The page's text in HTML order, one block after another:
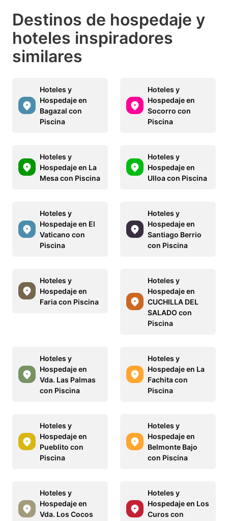
Destinos de hospedaje y
hoteles inspiradores
similares
Hoteles y
Hospedaje en
Bagazal con
Piscina
Hoteles y
Hospedaje en
Socorro con
Piscina
Hoteles y
Hospedaje en La
Mesa con Piscina
Hoteles y
Hospedaje en
Ulloa con Piscina
Hoteles y
Hospedaje en El
Vaticano con
Piscina
Hoteles y
Hospedaje en
Santiago Berrio
con Piscina
Hoteles y
Hospedaje en
Faria con Piscina
Hoteles y
Hospedaje en
CUCHILLA DEL
SALADO con
Piscina
Hoteles y
Hospedaje en
Vda. Las Palmas
con Piscina
Hoteles y
Hospedaje en La
Fachita con
Piscina
Hoteles y
Hospedaje en
Pueblito con
Piscina
Hoteles y
Hospedaje en
Belmonte Bajo
con Piscina
Hoteles y
Hospedaje en
Vda. Los Cocos
Hoteles y
Hospedaje en Los
Curos con